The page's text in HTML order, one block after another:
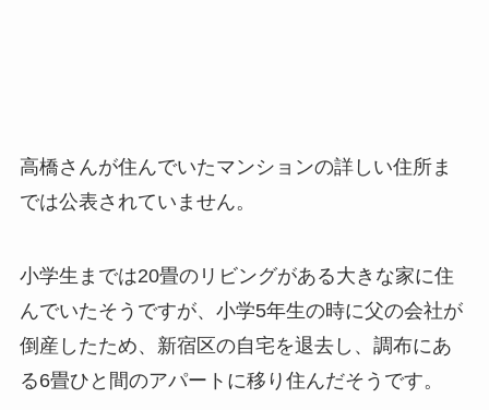
高橋さんが住んでいたマンションの詳しい住所ま
では公表されていません。
小学生までは20畳のリビングがある大きな家に住
んでいたそうですが、小学5年生の時に父の会社が
倒産したため、 新宿区の自宅を退去し、調布にあ
る6畳ひと間のアパートに移り住んだそうです。